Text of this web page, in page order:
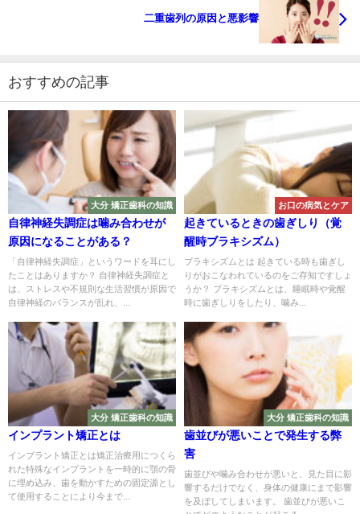
二重歯列の原因と悪影響
おすすめの記事
大分 矯正歯科の知識
自律神経失調症は噛み合わせが
原因になることがある？
「自律神経失調症」というワードを耳にし
たことはありますか？ 自律神経失調症と
は、ストレスや不規則な生活習慣が原因で
自律神経のバランスが乱れ、...
お口の病気とケア
起きているときの歯ぎしり（覚
醒時ブラキシズム）
ブラキシズムとは 起きている時も歯ぎし
りがおこなわれているのをご存知ですしょ
うか？ ブラキシズムとは、睡眠時や覚醒
時に歯ぎしりをしたり、噛み...
大分 矯正歯科の知識
インプラント矯正とは
インプラント矯正とは矯正治療用につくら
れた特殊なインプラントを一時的に顎の骨
に埋め込み、歯を動かすための固定源とし
て使用することにより今まで...
大分 矯正歯科の知識
歯並びが悪いことで発生する弊
害
歯並びや噛み合わせが悪いと、見た目に影
響するだけでなく、身体の健康にまで影響
を及ぼしてしまいます。 歯並びが悪いこ